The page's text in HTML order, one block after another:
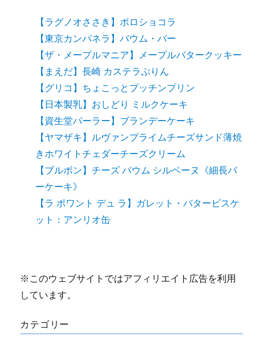
【ラグノオささき】ポロショコラ
【東京カンパネラ】バウム・バー
【ザ・メープルマニア】メープルバタークッキー
【まえだ】長崎 カステラぷりん
【グリコ】ちょこっとプッチンプリン
【日本製乳】おしどり ミルクケーキ
【資生堂パーラー】ブランデーケーキ
【ヤマザキ】ルヴァンプライムチーズサンド薄焼
きホワイトチェダーチーズクリーム
【ブルボン】チーズ バウム シルベーヌ《細長バ
ーケーキ》
【ラ ポワント デュ ラ】ガレット・バタービスケ
ット：アンリオ缶
※このウェブサイトではアフィリエイト広告を利用
しています。
カテゴリー